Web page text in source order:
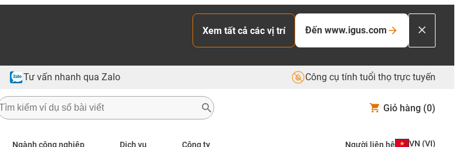
Xem tất cả các vị trí Đến www.igus.com
Tư vấn nhanh qua Zalo Công cụ tính tuổi thọ trực tuyến
Giỏ hàng (0)
Ngành công nghiệp Dịch vụ Công ty Người liên hệ VN (VI)